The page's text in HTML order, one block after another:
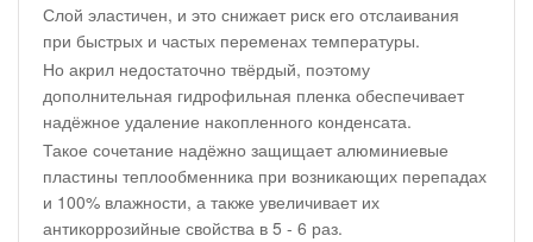
Слой эластичен, и это снижает риск его отслаивания
при быстрых и частых переменах температуры.
Но акрил недостаточно твёрдый, поэтому
дополнительная гидрофильная пленка обеспечивает
надёжное удаление накопленного конденсата.
Такое сочетание надёжно защищает алюминиевые
пластины теплообменника при возникающих перепадах
и 100% влажности, а также увеличивает их
антикоррозийные свойства в 5 - 6 раз.